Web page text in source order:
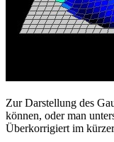
Zur Darstellung des
können, oder man
Überkorrigiert im